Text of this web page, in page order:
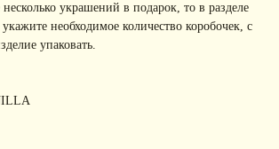
украшений в подарок, то в разделе
необходимое количество коробочек, с
упаковать.